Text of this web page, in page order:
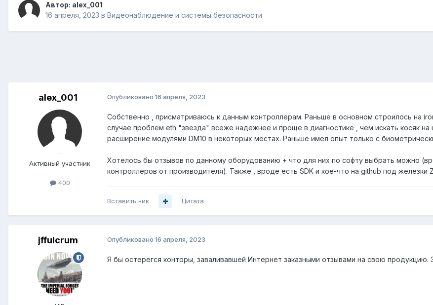
Автор: alex_001
16 апреля, 2023 в Видеонаблюдение и системы безопасности
alex_001
Активный участник
400
Опубликовано 16 апреля, 2023
Собственно , присматриваюсь к данным контроллерам. Раньше в основном строилось на
случае проблем eth "звезда" всеже надежнее и проще в диагностике , чем искать косяк
расширение модулями DM10 в некоторых местах. Раньше имел опыт только с
Хотелось бы отзывов по данному оборудованию + что для них по софту выбрать можно
контроллеров от производителя). Также , вроде есть SDK и кое-что на github под железки
Вставить ник Цитата
jffulcrum Опубликовано 16 апреля, 2023
Я бы остерегся конторы, заваливавшей Интернет заказными отзывами на свою